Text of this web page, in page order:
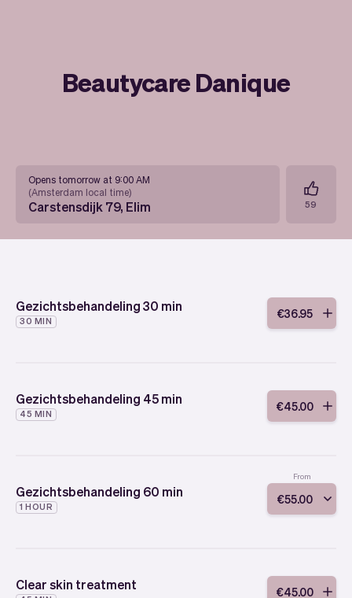
Beautycare Danique
Opens tomorrow at 9:00 AM
(Amsterdam local time)
Carstensdijk 79, Elim 59
Gezichtsbehandeling 30 min
30 MIN
€36.95
Gezichtsbehandeling 45 min
45 MIN
€45.00
Gezichtsbehandeling 60 min
1 HOUR
From
€55.00
Clear skin treatment €45.00